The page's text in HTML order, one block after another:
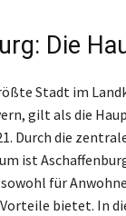
Die
Stadt im
gilt als die
Durch die
ist
für
bietet. In